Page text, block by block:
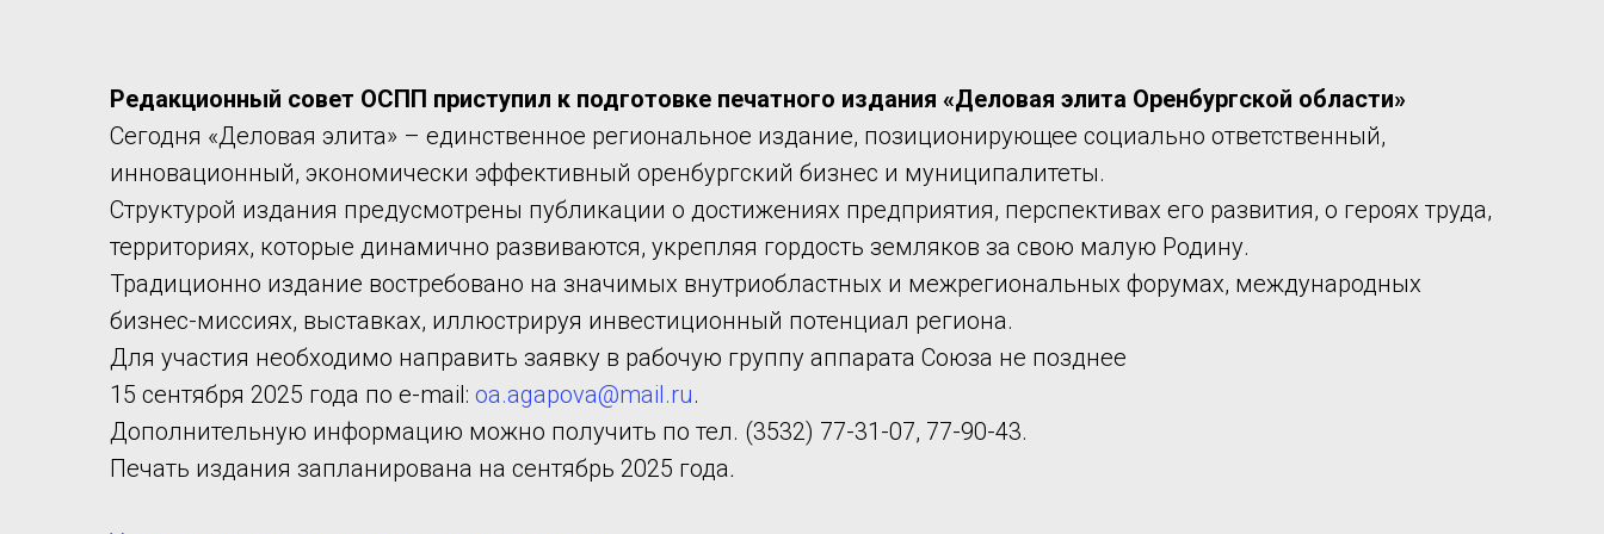
Редакционный совет ОСПП приступил к подготовке печатного издания «Деловая элита Оренбургской области»
Сегодня «Деловая элита» – единственное региональное издание, позиционирующее социально ответственный,
инновационный, экономически эффективный оренбургский бизнес и муниципалитеты.
Структурой издания предусмотрены публикации о достижениях предприятия, перспективах его развития, о героях труда,
территориях, которые динамично развиваются, укрепляя гордость земляков за свою малую Родину.
Традиционно издание востребовано на значимых внутриобластных и межрегиональных форумах, международных
бизнес-миссиях, выставках, иллюстрируя инвестиционный потенциал региона.
Для участия необходимо направить заявку в рабочую группу аппарата Союза не позднее
15 сентября 2025 года по e-mail: oa.agapova@mail.ru.
Дополнительную информацию можно получить по тел. (3532) 77-31-07, 77-90-43.
Печать издания запланирована на сентябрь 2025 года.